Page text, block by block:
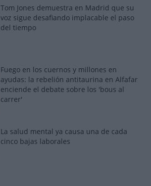
Tom Jones demuestra en Madrid que su
voz sigue desafiando implacable el paso
del tiempo
Fuego en los cuernos y millones en
ayudas: la rebelión antitaurina en Alfafar
enciende el debate sobre los 'bous al
carrer'
La salud mental ya causa una de cada
cinco bajas laborales